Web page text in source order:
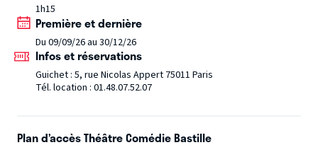
discothèque, du bac aux vacances en Grèce, Thomas se
souvient de tout. Lui, fils d’ouvrier. Vincent, issu d’un grand
milieu. Tout semblait les opposer, et pourtant, les années
les ont liés.
Peu à peu, le discours bascule.
1h15
Première et dernière
Du 09/09/26 au 30/12/26
Infos et réservations
Guichet : 5, rue Nicolas Appert 75011 Paris
Tél. location : 01.48.07.52.07
Plan d’accès Théâtre Comédie Bastille